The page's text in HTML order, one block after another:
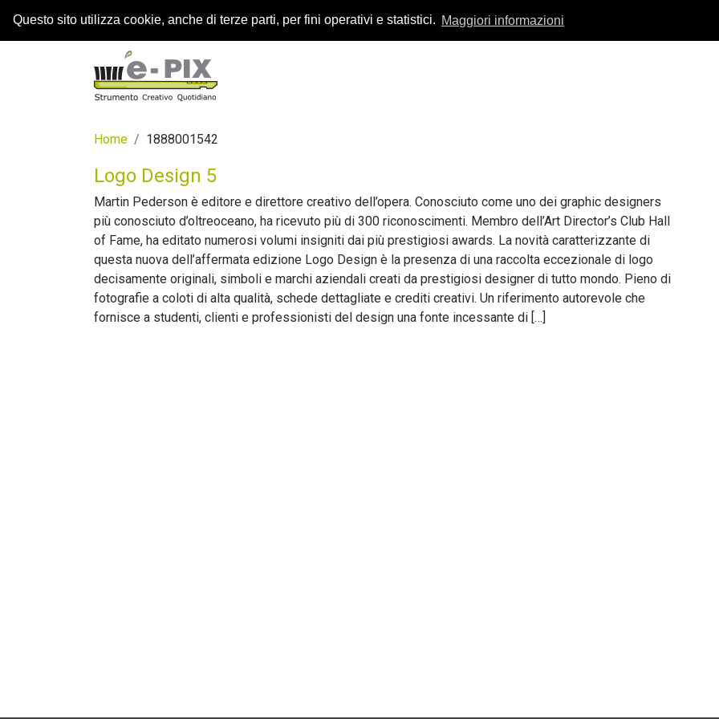
Questo sito utilizza cookie, anche di terze parti, per fini operativi e statistici. Maggiori informazioni
Home 1888001542
Logo Design 5
Martin Pederson è editore e direttore creativo dell’opera. Conosciuto come uno dei graphic designers
più conosciuto d’oltreoceano, ha ricevuto più di 300 riconoscimenti. Membro dell’Art Director’s Club Hall
of Fame, ha editato numerosi volumi insigniti dai più prestigiosi awards. La novità caratterizzante di
questa nuova dell’affermata edizione Logo Design è la presenza di una raccolta eccezionale di logo
decisamente originali, simboli e marchi aziendali creati da prestigiosi designer di tutto mondo. Pieno di
fotografie a coloti di alta qualità, schede dettagliate e crediti creativi. Un riferimento autorevole che
fornisce a studenti, clienti e professionisti del design una fonte incessante di […]